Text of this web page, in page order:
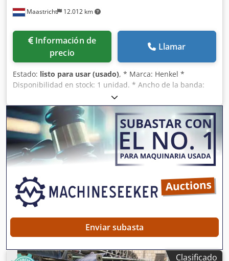
Maastricht 12.012 km
Información de
precio
Llamar
Estado: listo para usar (usado), * Marca: Henkel *
Disponibilidad en stock: 1 unidad. * Ancho de la banda:
1000 mm. * Transmisión: caja de cambios de 11 kW.
Csdpfx Aszpzpvoitsha
Enviar subasta
Clasificado